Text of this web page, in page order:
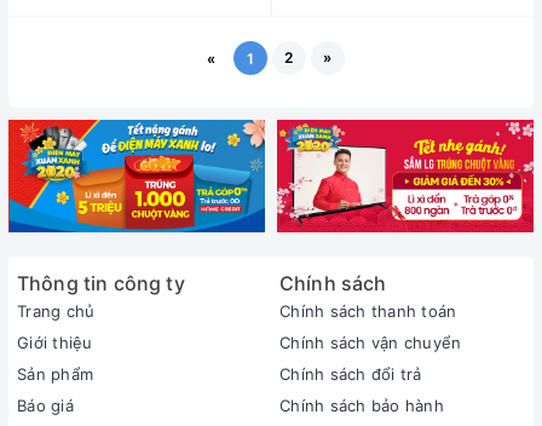
« 1 2 »
Thông tin công ty
Trang chủ
Giới thiệu
Sản phẩm
Báo giá
Chính sách
Chính sách thanh toán
Chính sách vận chuyển
Chính sách đổi trả
Chính sách bảo hành